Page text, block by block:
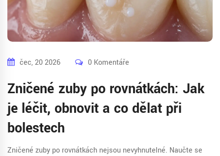
čec, 20 2026 0 Komentáře
Zničené zuby po rovnátkách: Jak
je léčit, obnovit a co dělat při
bolestech
Zničené zuby po rovnátkách nejsou nevyhnutelné. Naučte se